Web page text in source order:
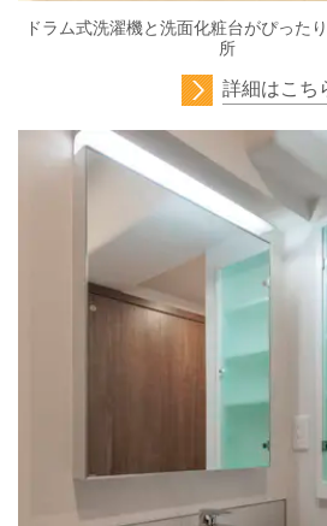
ドラム式洗濯機と洗面化粧台がぴった
所
詳細はこち